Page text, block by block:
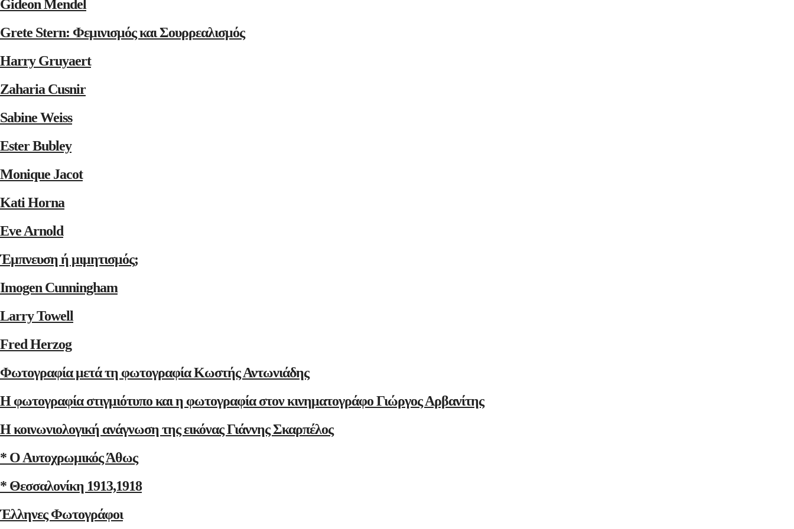
Gideon Mendel
Grete Stern: Φεμινισμός και Σουρρεαλισμός
Harry Gruyaert
Zaharia Cusnir
Sabine Weiss
Ester Bubley
Monique Jacot
Kati Horna
Eve Arnold
Έμπνευση ή μιμητισμός;
Imogen Cunningham
Larry Towell
Fred Herzog
Φωτογραφία μετά τη φωτογραφία Κωστής Αντωνιάδης
Η φωτογραφία στιγμιότυπο και η φωτογραφία στον κινηματογράφο Γιώργος Αρβανίτης
Η κοινωνιολογική ανάγνωση της εικόνας Γιάννης Σκαρπέλος
* Ο Αυτοχρωμικός Άθως
* Θεσσαλονίκη 1913,1918
Έλληνες Φωτογράφοι